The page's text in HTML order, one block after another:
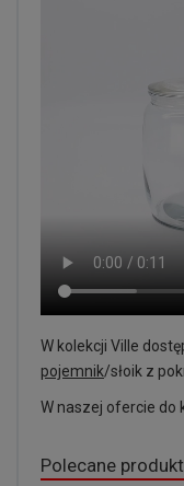
W kolekcji Ville
pojemnik/słoik z
W naszej ofercie do
Polecane